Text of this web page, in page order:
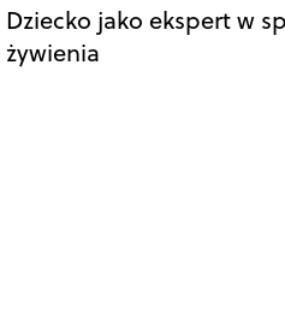
Dziecko jako ekspert w
żywienia